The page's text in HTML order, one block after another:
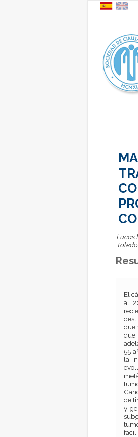
Lucas
Toledo
El
al
que
que
55
la
de
y